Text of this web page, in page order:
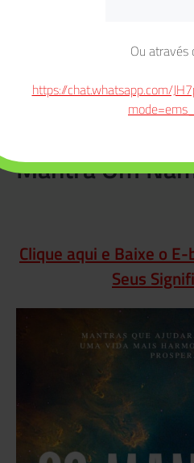
Mantra Om
Clique aqui e Baixe o
Seus
Ou através
https://chat.whatsapp.com/